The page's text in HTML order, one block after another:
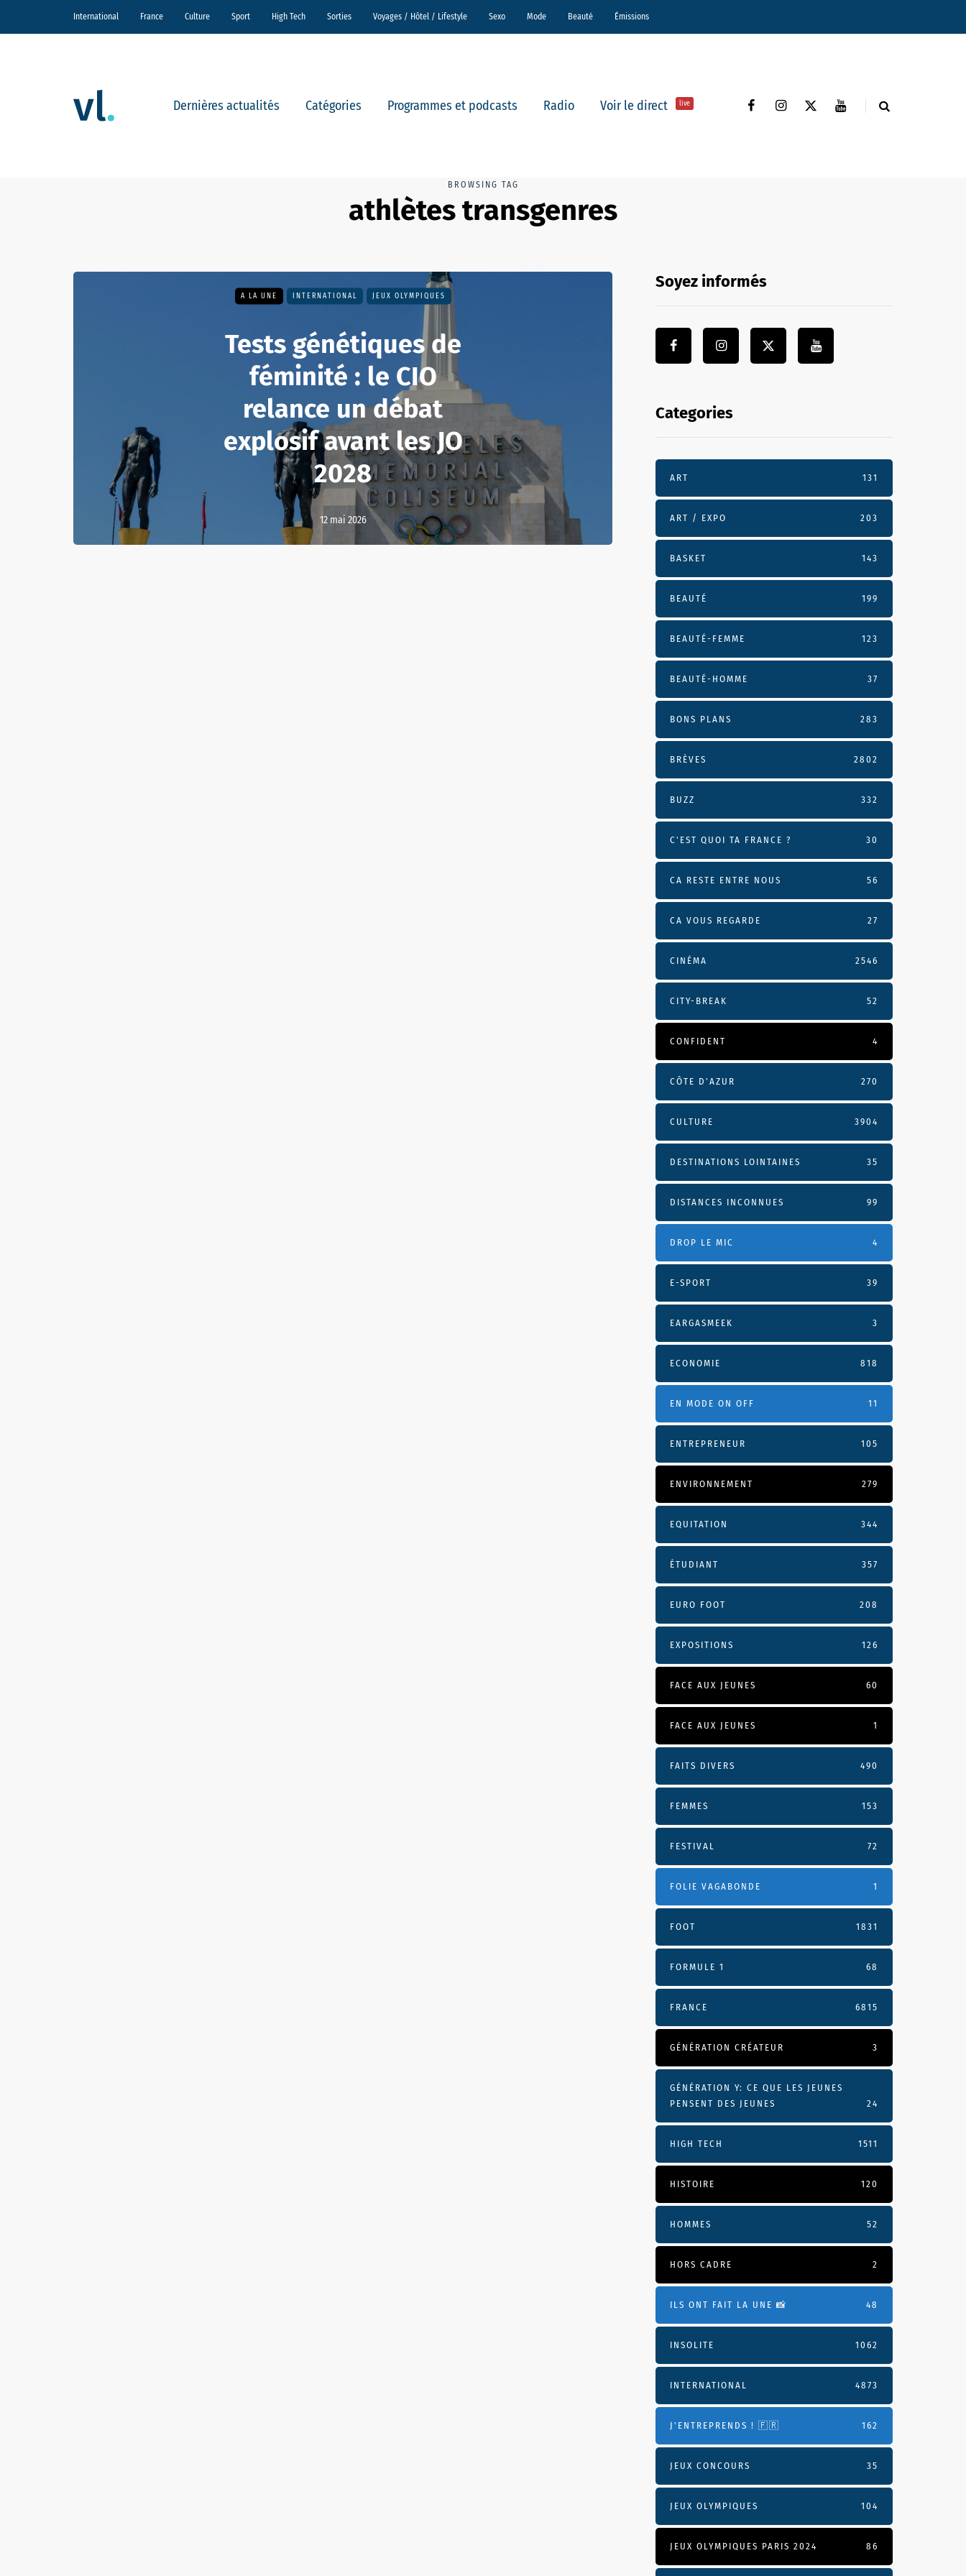
International France Culture Sport High Tech Sorties Voyages / Hôtel / Lifestyle Sexo Mode Beauté Émissions
Dernières actualités Catégories Programmes et podcasts Radio Voir le direct live
BROWSING TAG
athlètes transgenres
A LA UNE INTERNATIONAL JEUX OLYMPIQUES
Tests génétiques de
féminité : le CIO
relance un débat
explosif avant les JO
2028
12 mai 2026
Soyez informés
Categories
ART 131
ART / EXPO 203
BASKET 143
BEAUTÉ 199
BEAUTÉ-FEMME 123
BEAUTÉ-HOMME 37
BONS PLANS 283
BRÈVES 2802
BUZZ 332
C'EST QUOI TA FRANCE ? 30
CA RESTE ENTRE NOUS 56
CA VOUS REGARDE 27
CINÉMA 2546
CITY-BREAK 52
CONFIDENT 4
CÔTE D’AZUR 270
CULTURE 3904
DESTINATIONS LOINTAINES 35
DISTANCES INCONNUES 99
DROP LE MIC 4
E-SPORT 39
EARGASMEEK 3
ECONOMIE 818
EN MODE ON OFF 11
ENTREPRENEUR 105
ENVIRONNEMENT 279
EQUITATION 344
ÉTUDIANT 357
EURO FOOT 208
EXPOSITIONS 126
FACE AUX JEUNES 60
FACE AUX JEUNES 1
FAITS DIVERS 490
FEMMES 153
FESTIVAL 72
FOLIE VAGABONDE 1
FOOT 1831
FORMULE 1 68
FRANCE 6815
GÉNÉRATION CRÉATEUR 3
GÉNÉRATION Y: CE QUE LES JEUNES
PENSENT DES JEUNES
24
HIGH TECH 1511
HISTOIRE 120
HOMMES 52
HORS CADRE 2
ILS ONT FAIT LA UNE 📸 48
INSOLITE 1062
INTERNATIONAL 4873
J'ENTREPRENDS ! 🇫🇷 162
JEUX CONCOURS 35
JEUX OLYMPIQUES 104
JEUX OLYMPIQUES PARIS 2024 86